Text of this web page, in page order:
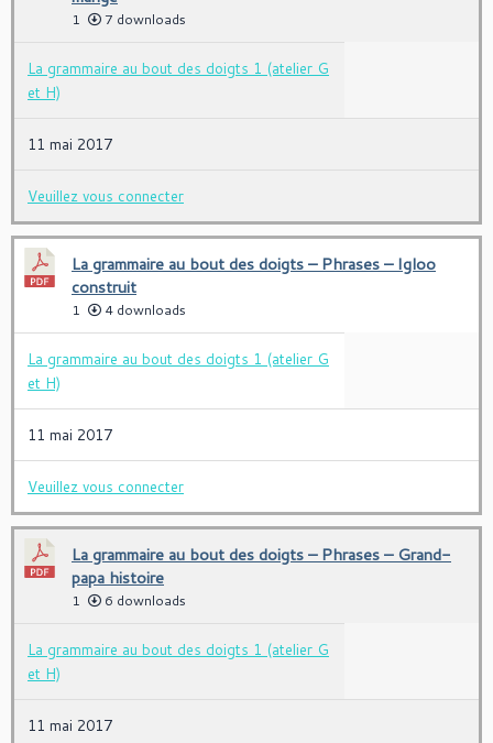
1 7 downloads
La grammaire au bout des doigts 1 (atelier G
et H)
11 mai 2017
Veuillez vous connecter
La grammaire au bout des doigts – Phrases – Igloo
construit
1 4 downloads
La grammaire au bout des doigts 1 (atelier G
et H)
11 mai 2017
Veuillez vous connecter
La grammaire au bout des doigts – Phrases – Grand-
papa histoire
1 6 downloads
La grammaire au bout des doigts 1 (atelier G
et H)
11 mai 2017